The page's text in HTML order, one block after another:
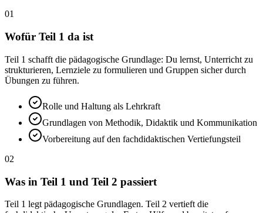
01
Wofür Teil 1 da ist
Teil 1 schafft die pädagogische Grundlage: Du lernst, Unterricht zu
strukturieren, Lernziele zu formulieren und Gruppen sicher durch
Übungen zu führen.
Rolle und Haltung als Lehrkraft
Grundlagen von Methodik, Didaktik und Kommunikation
Vorbereitung auf den fachdidaktischen Vertiefungsteil
02
Was in Teil 1 und Teil 2 passiert
Teil 1 legt pädagogische Grundlagen. Teil 2 vertieft die